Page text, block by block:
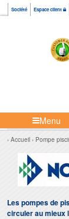
Société Espace client
Menu
Accueil Pompe
Les pompes de
circuler au mieux